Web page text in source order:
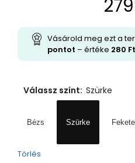
Vásárold meg ezt a
pontot – értéke 280 Ft
Válassz színt: Szürke
Bézs Szürke Fekete
Törlés